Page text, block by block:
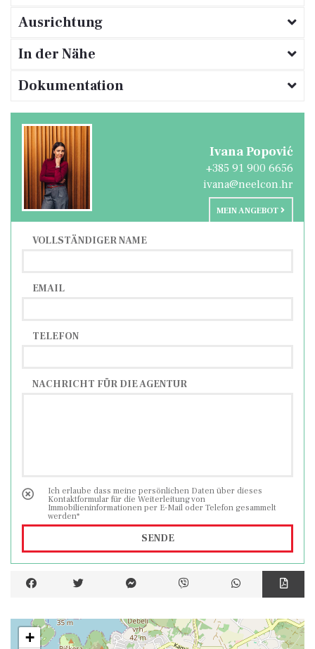
Ausrichtung
In der Nähe
Dokumentation
Ivana Popović
+385 91 900 6656
ivana@neelcon.hr
MEIN ANGEBOT
VOLLSTÄNDIGER NAME
EMAIL
TELEFON
NACHRICHT FÜR DIE AGENTUR
Ich erlaube dass meine persönlichen Daten über dieses
Kontaktformular für die Weiterleitung von
Immobilieninformationen per E-Mail oder Telefon gesammelt
werden*
SENDE
+